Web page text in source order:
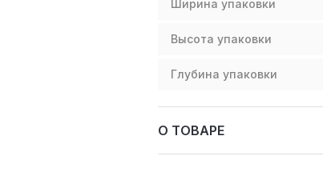
Ширина упаковки
Высота упаковки
Глубина упаковки
О ТОВАРЕ